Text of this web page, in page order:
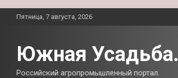
ПерейтиПятница, 7 августа, 2026
Южная Усадьба.
Российский агропромышленный портал.